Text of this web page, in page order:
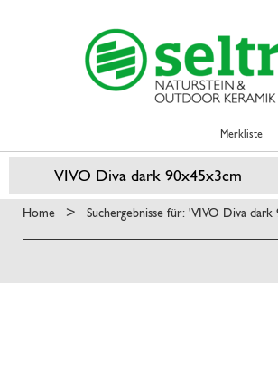
Merkliste
Home > Suchergebnisse für: 'VIVO Diva dark